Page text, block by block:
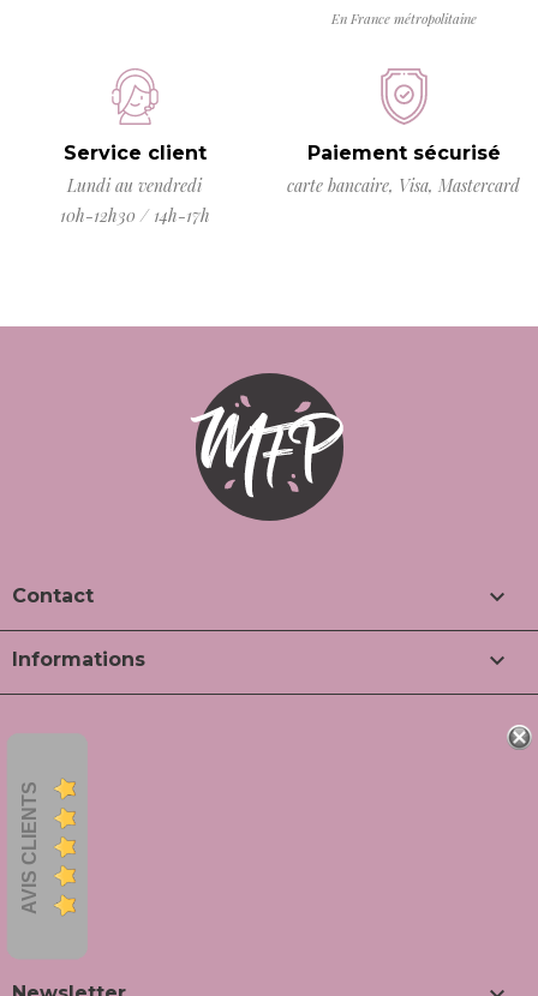
En France métropolitaine
Service client
Lundi au vendredi
10h-12h30 / 14h-17h
Paiement sécurisé
carte bancaire, Visa, Mastercard
Contact 
Informations 
AVIS CLIENTS